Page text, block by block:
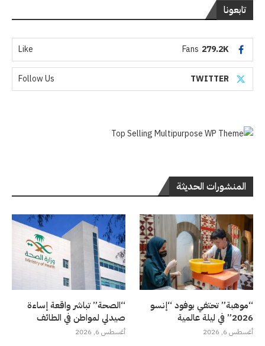
تابعونا
279.2K
Fans
Like
TWITTER
Follow Us
المنشورات الحديثة
“موهبة” تحتفي بوفود “إنسو
2026” في ليلة عالمية
أغسطس 6, 2026
“الصحة” تباشر واقعة إساءة
صيدلي لمواطن في الطائف
أغسطس 6, 2026